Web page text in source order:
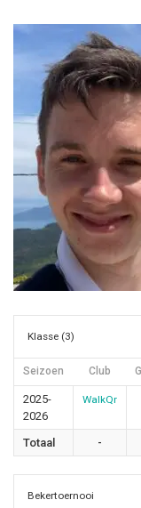
Klasse (3)
Seizoen Club
2025-
2026
WalkQr
Totaal -
Bekertoernooi